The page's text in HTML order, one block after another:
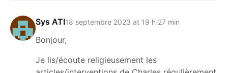
Sys ATI18 septembre 2023 at 19 h 27 min
Bonjour,
Je lis/écoute religieusement les